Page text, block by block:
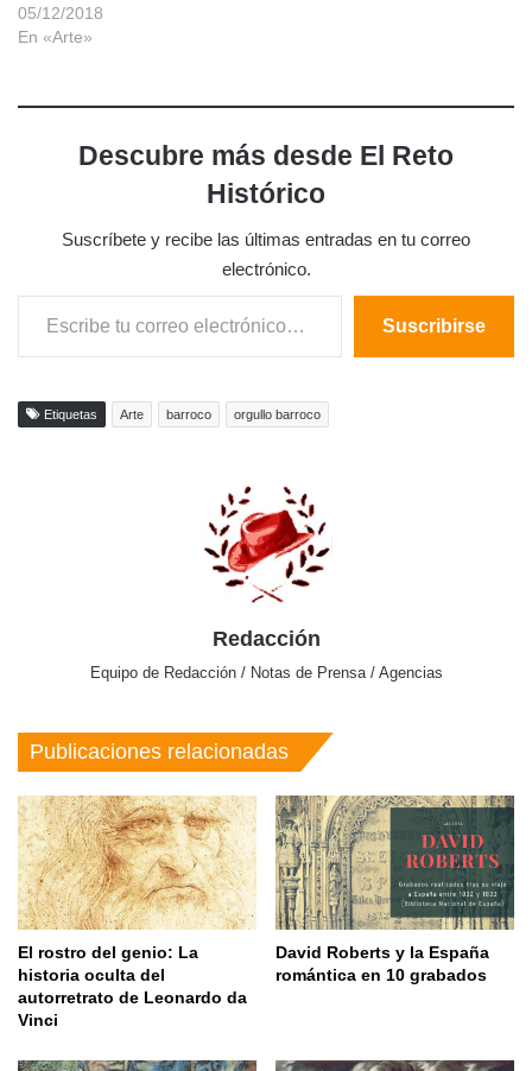
05/12/2018
En «Arte»
Descubre más desde El Reto
Histórico
Suscríbete y recibe las últimas entradas en tu correo
electrónico.
Escribe tu correo electrónico…
Suscribirse
Etiquetas Arte barroco orgullo barroco
Redacción
Equipo de Redacción / Notas de Prensa / Agencias
Publicaciones relacionadas
El rostro del genio: La
historia oculta del
autorretrato de Leonardo da
Vinci
David Roberts y la España
romántica en 10 grabados